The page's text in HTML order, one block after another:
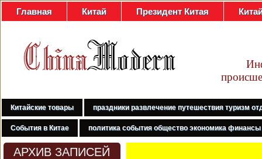
Главная Китай Президент Китая
Китайские товары праздники развлечение путешествия туризм
События в Китае политика события общество экономика финансы
АРХИВ ЗАПИСЕЙ